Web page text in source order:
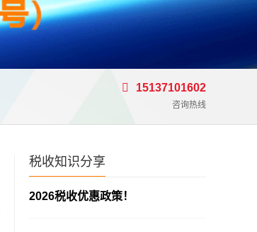
15137101602
咨询热线
税收知识分享
2026税收优惠政策！